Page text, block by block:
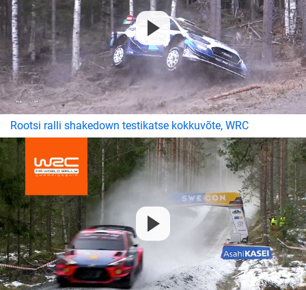
Rootsi ralli shakedown testikatse kokkuvõte, WRC